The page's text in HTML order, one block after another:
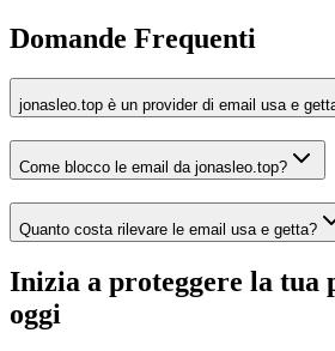
Domande Frequenti
jonasleo.top è un provider di email usa e
Come blocco le email da jonasleo.top?
Quanto costa rilevare le email usa e getta?
Inizia a proteggere la tua
oggi